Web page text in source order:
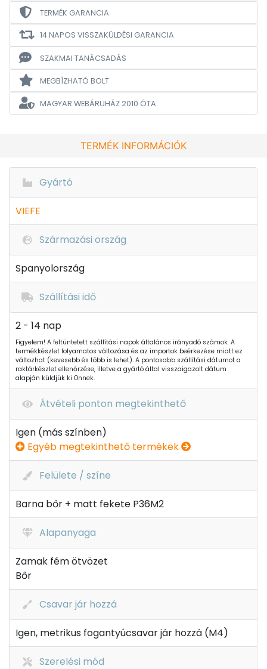
TERMÉK GARANCIA
14 NAPOS VISSZAKÜLDÉSI GARANCIA
SZAKMAI TANÁCSADÁS
MEGBÍZHATÓ BOLT
MAGYAR WEBÁRUHÁZ2010 ÓTA
TERMÉK INFORMÁCIÓK
Gyártó
VIEFE
Származási ország
Spanyolország
Szállítási idő
2 - 14 nap
Figyelem! A feltüntetett szállítási napok általános irányadó számok. A
termékkészlet folyamatos változása és az importok beérkezése miatt ez
változhat (kevesebb és több is lehet). A pontosabb szállítási dátumot a
raktárkészlet ellenőrzése, illetve a gyártó által visszaigazolt dátum
alapján küldjük ki Önnek.
Átvételi ponton megtekinthető
Igen (más színben)
Egyéb megtekinthető termékek
Felülete / színe
Barna bőr + matt fekete P36M2
Alapanyaga
Zamak fém ötvözet
Bőr
Csavar jár hozzá
Igen, metrikus fogantyúcsavar jár hozzá (M4)
Szerelési mód